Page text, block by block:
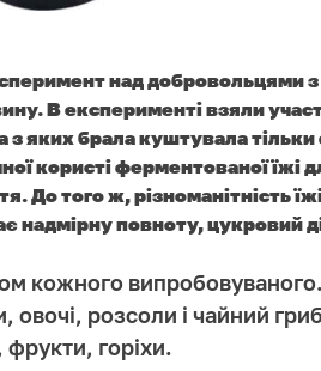
над добровольцями
В експерименті взяли
яких брала куштувала
користі ферментованої їжі
До того ж, різноманітність
надмірну повноту, цукровий
кожного
розсоли і чайний
горіхи.